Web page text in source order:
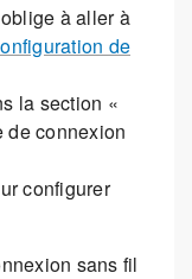
à aller à
de
la section «
de connexion
configurer
sans fil